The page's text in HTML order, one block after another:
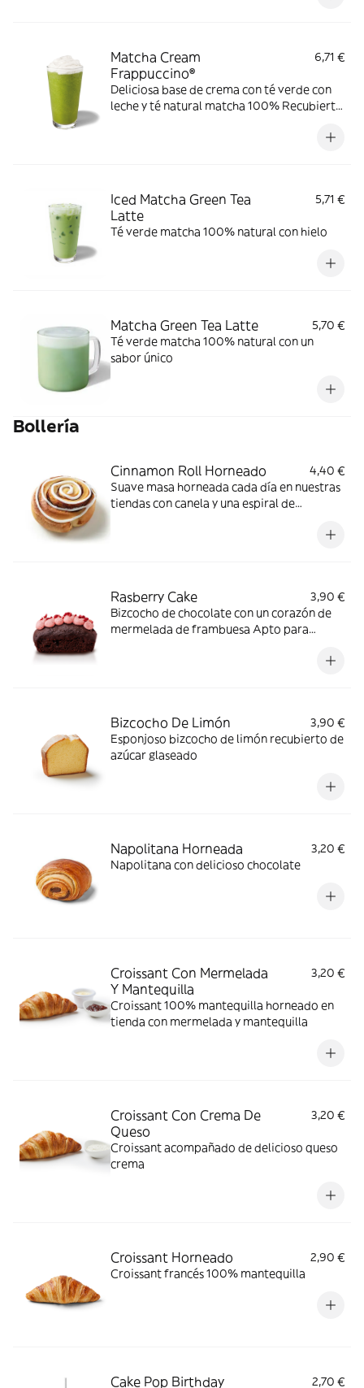
Matcha Cream
Frappuccino®
6,71 €
Deliciosa base de crema con té verde con
leche y té natural matcha 100% Recubierto
Iced Matcha Green Tea
Latte
5,71 €
Té verde matcha 100% natural con hielo
Matcha Green Tea Latte
5,70 €
Té verde matcha 100% natural con un
sabor único
Bollería
Cinnamon Roll Horneado
4,40 €
Suave masa horneada cada día en nuestras
tiendas con canela y una espiral de
Rasberry Cake
3,90 €
Bizcocho de chocolate con un corazón de
mermelada de frambuesa Apto para
Bizcocho De Limón
3,90 €
Esponjoso bizcocho de limón recubierto de
azúcar glaseado
Napolitana Horneada
3,20 €
Napolitana con delicioso chocolate
Croissant Con Mermelada
Y Mantequilla
3,20 €
Croissant 100% mantequilla horneado en
tienda con mermelada y mantequilla
Croissant Con Crema De
Queso
3,20 €
Croissant acompañado de delicioso queso
crema
Croissant Horneado
2,90 €
Croissant francés 100% mantequilla
Cake Pop Birthday 2,70 €